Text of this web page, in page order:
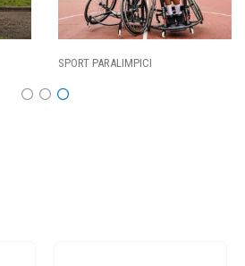
SPORT PARALIMPICI